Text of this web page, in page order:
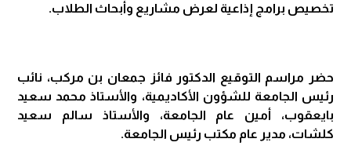
تخصيص برامج إذاعية لعرض مشاريع وأبحاث الطلاب.
حضر مراسم التوقيع الدكتور فائز جمعان بن مركب، نائب
رئيس الجامعة للشؤون الأكاديمية، والأستاذ محمد سعيد
بايعقوب، أمين عام الجامعة، والأستاذ سالم سعيد
كلشات، مدير عام مكتب رئيس الجامعة.